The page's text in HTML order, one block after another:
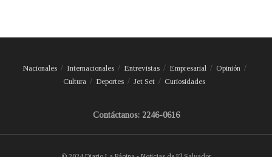
Nacionales Internacionales Entrevistas Empresarial
Opinión
Cultura
Deportes Jet Set Curiosidades
Contáctanos: 2246-0616